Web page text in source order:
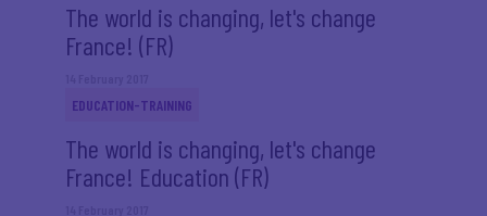
The world is changing, let's change
France! (FR)
EDUCATION-TRAINING
The world is changing, let's change
France! Education (FR)